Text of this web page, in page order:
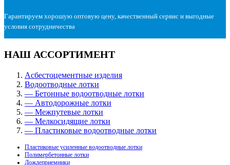
Гарантируем хорошую оптовую цену, качественный сервис и выгодные
условия сотрудничества
НАШ АССОРТИМЕНТ
Асбестоцементные изделия
Водоотводные лотки
— Бетонные водоотводные лотки
— Автодорожные лотки
— Межпутевые лотки
— Мелкосидящие лотки
— Пластиковые водоотводные лотки
Пластиковые усиленные водоотводные лотки
Полимербетонные лотки
Дождеприемники